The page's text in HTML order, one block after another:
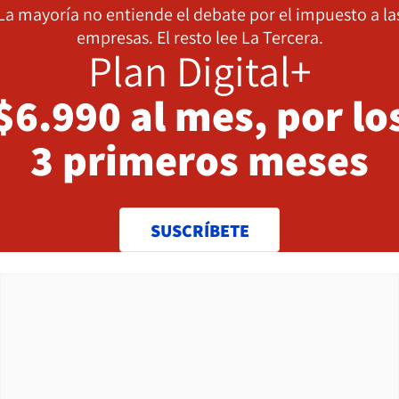
mayoría no entiende el debate por el impuesto a
empresas. El resto lee La Tercera.
Plan Digital+
al mes, por
3 primeros meses
SUSCRÍBETE